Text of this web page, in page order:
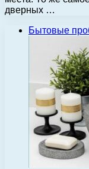
дверных …
Бытовые